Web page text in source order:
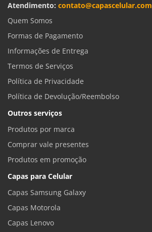
Atendimento: contato@capascelular.com
Quem Somos
Formas de Pagamento
Informações de Entrega
Termos de Serviços
Política de Privacidade
Política de Devolução/Reembolso
Outros serviços
Produtos por marca
Comprar vale presentes
Produtos em promoção
Capas para Celular
Capas Samsung Galaxy
Capas Motorola
Capas Lenovo